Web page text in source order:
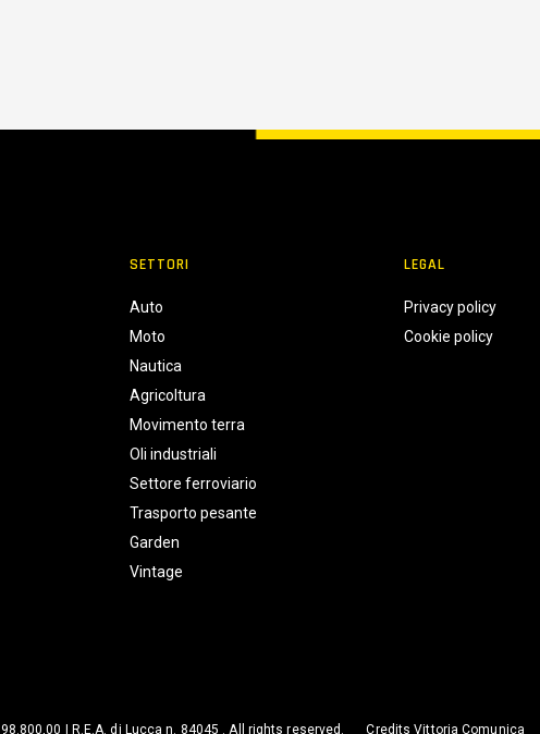
SETTORI
Auto
Moto
Nautica
Agricoltura
Movimento terra
Oli industriali
Settore ferroviario
Trasporto pesante
Garden
Vintage
LEGAL
Privacy policy
Cookie policy
| R.E.A. di Lucca n. 84045 . All rights reserved. CreditsVittoria Comunica